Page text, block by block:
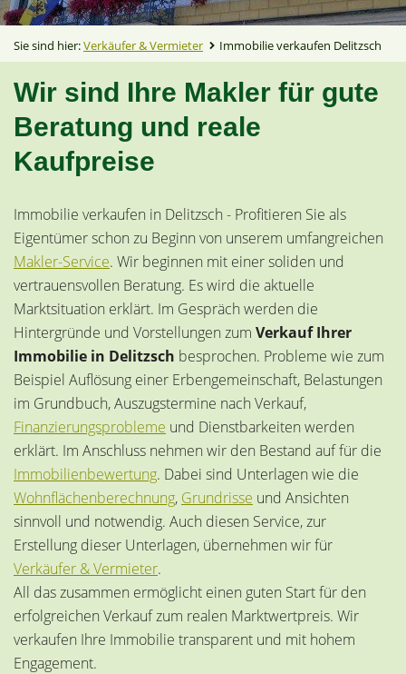
Sie sind hier:Verkäufer & Vermieter Immobilie verkaufen Delitzsch
Wir sind Ihre Makler für gute
Beratung und reale
Kaufpreise
Immobilie verkaufen in Delitzsch - Profitieren Sie als
Eigentümer schon zu Beginn von unserem umfangreichen
Makler-Service. Wir beginnen mit einer soliden und
vertrauensvollen Beratung. Es wird die aktuelle
Marktsituation erklärt. Im Gespräch werden die
Hintergründe und Vorstellungen zum Verkauf Ihrer
Immobilie in Delitzsch besprochen. Probleme wie zum
Beispiel Auflösung einer Erbengemeinschaft, Belastungen
im Grundbuch, Auszugstermine nach Verkauf,
Finanzierungsprobleme und Dienstbarkeiten werden
erklärt. Im Anschluss nehmen wir den Bestand auf für die
Immobilienbewertung. Dabei sind Unterlagen wie die
Wohnflächenberechnung, Grundrisse und Ansichten
sinnvoll und notwendig. Auch diesen Service, zur
Erstellung dieser Unterlagen, übernehmen wir für
Verkäufer & Vermieter.
All das zusammen ermöglicht einen guten Start für den
erfolgreichen Verkauf zum realen Marktwertpreis. Wir
verkaufen Ihre Immobilie transparent und mit hohem
Engagement.